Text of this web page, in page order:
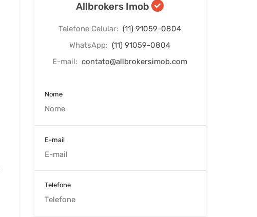
Allbrokers Imob
Telefone Celular: (11) 91059-0804
WhatsApp: (11) 91059-0804
E-mail: contato@allbrokersimob.com
Nome
E-mail
Telefone